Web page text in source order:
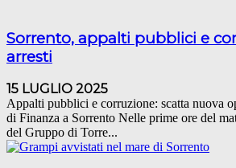
Sorrento, appalti pubblici e
arresti
15 LUGLIO 2025
Appalti pubblici e corruzione: scatta nuova
di Finanza a Sorrento Nelle prime ore del
del Gruppo di Torre...